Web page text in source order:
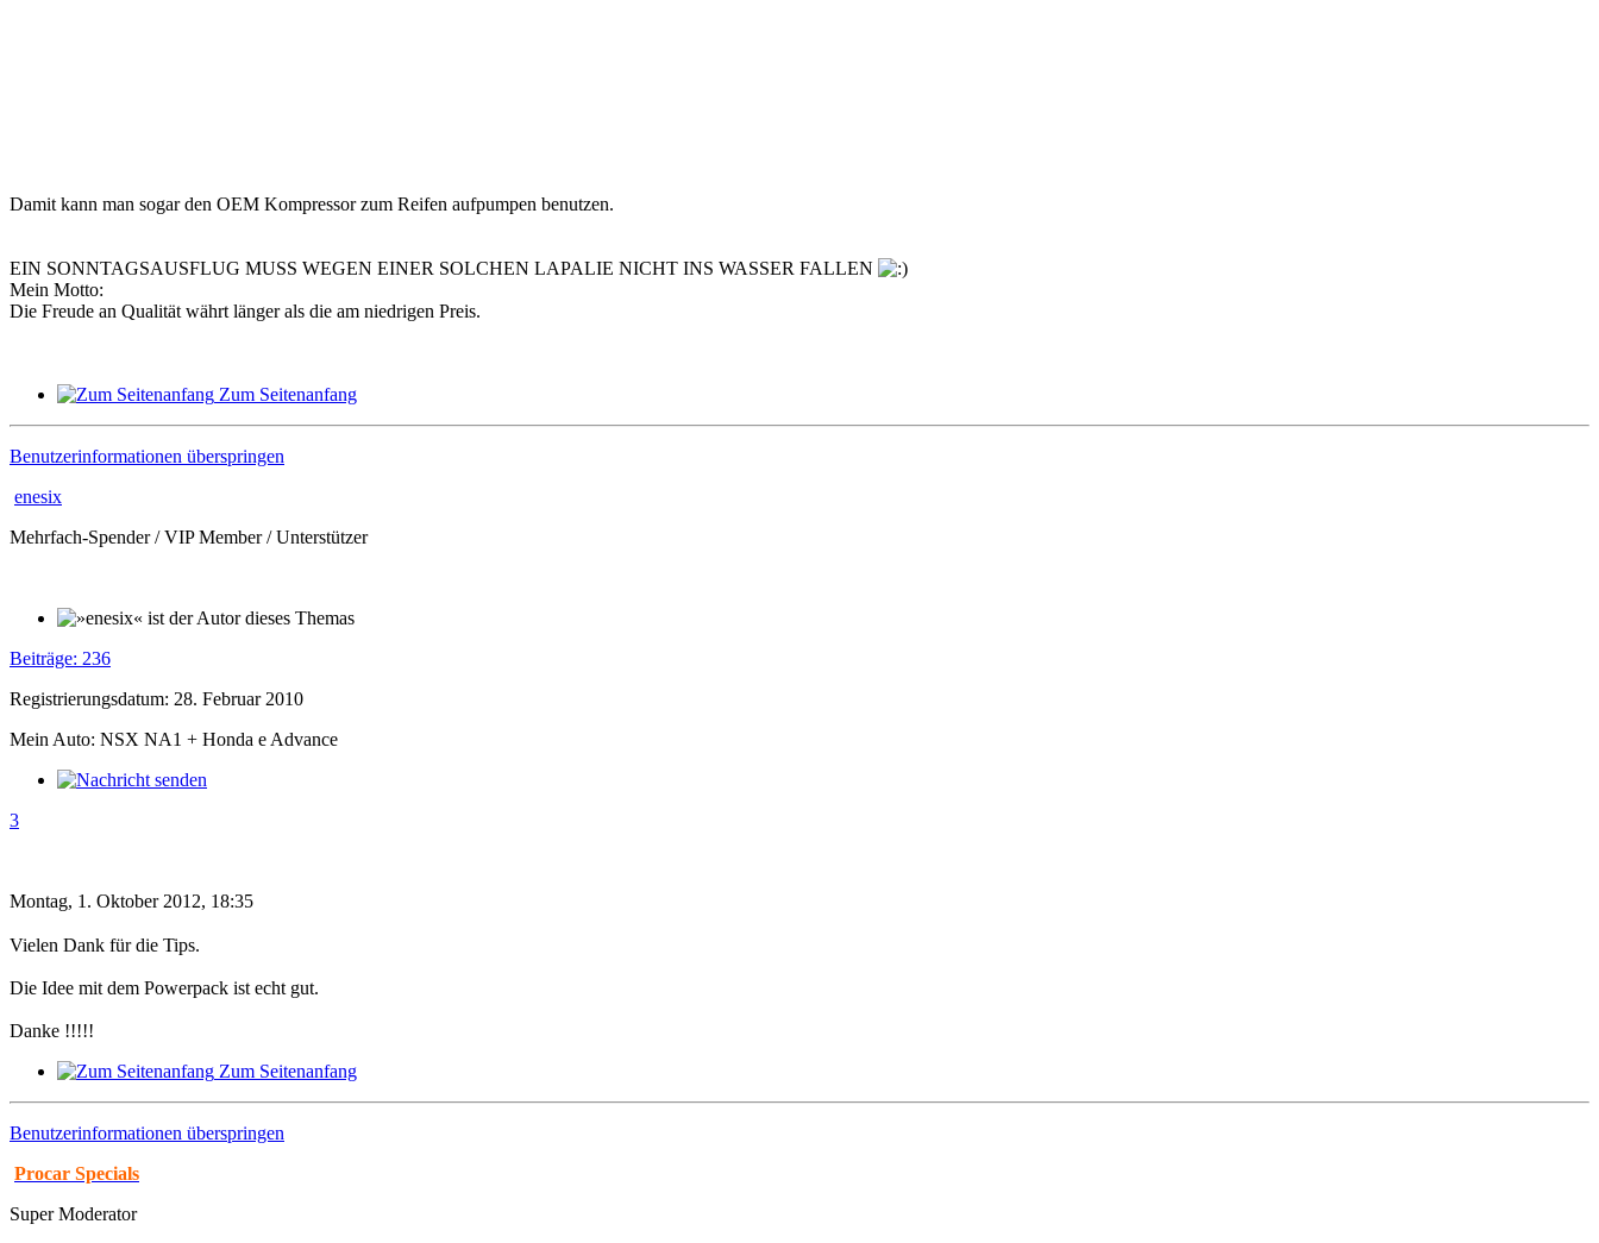
Damit kann man sogar den OEM Kompressor zum Reifen aufpumpen benutzen.
EIN SONNTAGSAUSFLUG MUSS WEGEN EINER SOLCHEN LAPALIE NICHT INS WASSER FALLEN
Mein Motto:
Die Freude an Qualität währt länger als die am niedrigen Preis.
Zum Seitenanfang
Benutzerinformationen überspringen
enesix
Mehrfach-Spender / VIP Member / Unterstützer
Beiträge: 236
Registrierungsdatum: 28. Februar 2010
Mein Auto: NSX NA1 + Honda e Advance
3
Montag, 1. Oktober 2012, 18:35
Vielen Dank für die Tips.
Die Idee mit dem Powerpack ist echt gut.
Danke !!!!!
Zum Seitenanfang
Benutzerinformationen überspringen
Procar Specials
Super Moderator